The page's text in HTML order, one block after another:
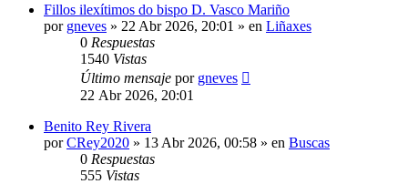
Fillos ilexítimos do bispo D. Vasco Mariño
por gneves » 22 Abr 2026, 20:01 » en Liñaxes
0 Respuestas
1540 Vistas
Último mensaje por gneves
22 Abr 2026, 20:01
Benito Rey Rivera
porCRey2020 » 13 Abr 2026, 00:58 » en Buscas
0 Respuestas
555 Vistas